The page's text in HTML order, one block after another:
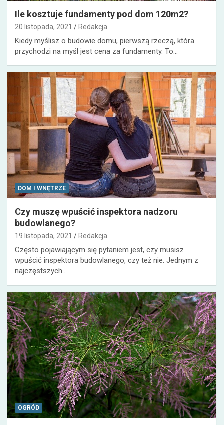
Ile kosztuje fundamenty pod dom 120m2?
20 listopada, 2021 Redakcja
Kiedy myślisz o budowie domu, pierwszą rzeczą, która
przychodzi na myśl jest cena za fundamenty. To…
DOM I WNĘTRZE
Czy muszę wpuścić inspektora nadzoru
budowlanego?
19 listopada, 2021 Redakcja
Często pojawiającym się pytaniem jest, czy musisz
wpuścić inspektora budowlanego, czy też nie. Jednym z
najczęstszych…
OGRÓD